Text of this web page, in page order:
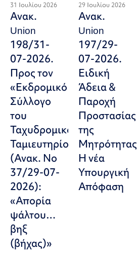
31 Ιουλίου 2026
Ανακ.
Union
198/31-
07-2026.
Προς τον
«Εκδρομικό
Σύλλογο
του
Ταχυδρομικού
Ταμιευτηρίου»
(Ανακ. Νο
37/29-07-
2026):
«Απορία
ψάλτου…
βηξ
(βήχας)»
29 Ιουλίου 2026
Ανακ.
Union
197/29-
07-2026.
Ειδική
Άδεια &
Παροχή
Προστασίας
της
Μητρότητας:
Η νέα
Υπουργική
Απόφαση